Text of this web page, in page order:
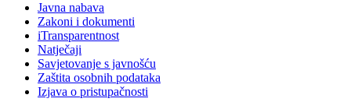
Javna nabava
Zakoni i dokumenti
iTransparentnost
Natječaji
Savjetovanje s javnošću
Zaštita osobnih podataka
Izjava o pristupačnosti